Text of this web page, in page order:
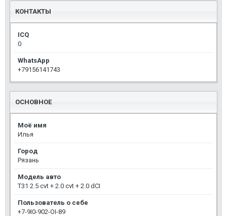
КОНТАКТЫ
ICQ
0
WhatsApp
+79156141743
ОСНОВНОЕ
Моё имя
Илья
Город
Рязань
Модель авто
T31 2.5 cvt + 2.0 cvt + 2.0 dCI
Пользователь о себе
+7-9I0-902-OI-89